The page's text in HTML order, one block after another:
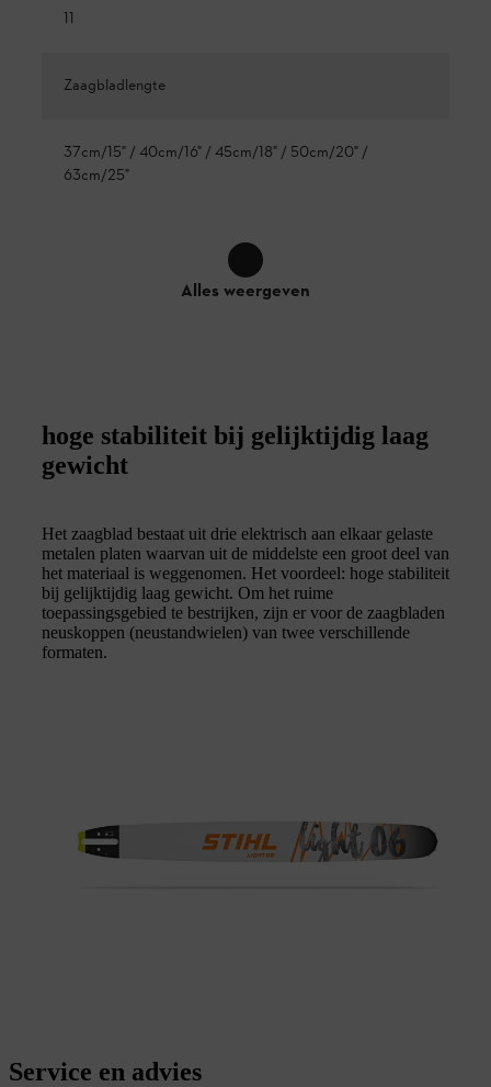
11
Zaagbladlengte
37cm/15" / 40cm/16" / 45cm/18" / 50cm/20" /
63cm/25"
Alles weergeven
hoge stabiliteit bij gelijktijdig laag
gewicht
Het zaagblad bestaat uit drie elektrisch aan elkaar gelaste
metalen platen waarvan uit de middelste een groot deel van
het materiaal is weggenomen. Het voordeel: hoge stabiliteit
bij gelijktijdig laag gewicht. Om het ruime
toepassingsgebied te bestrijken, zijn er voor de zaagbladen
neuskoppen (neustandwielen) van twee verschillende
formaten.
Service en advies